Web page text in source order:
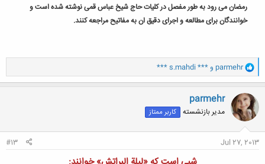
رمضان می رود به طور مفصل در کلیات حاج شیخ عباس قمی نوشته شده است و
خوانندگان برای مطالعه و اجرای دقیق ان به مفاتیح مراجعه کنند.
و
ا
ک
ن
ش
ه
ا
parmehr و *** s.mahdi ***
parmehr
مدیر بازنشسته کاربر ممتاز
Jul 27, 2013
#13